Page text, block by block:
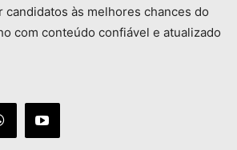
candidatos às melhores chances do
com conteúdo confiável e atualizado